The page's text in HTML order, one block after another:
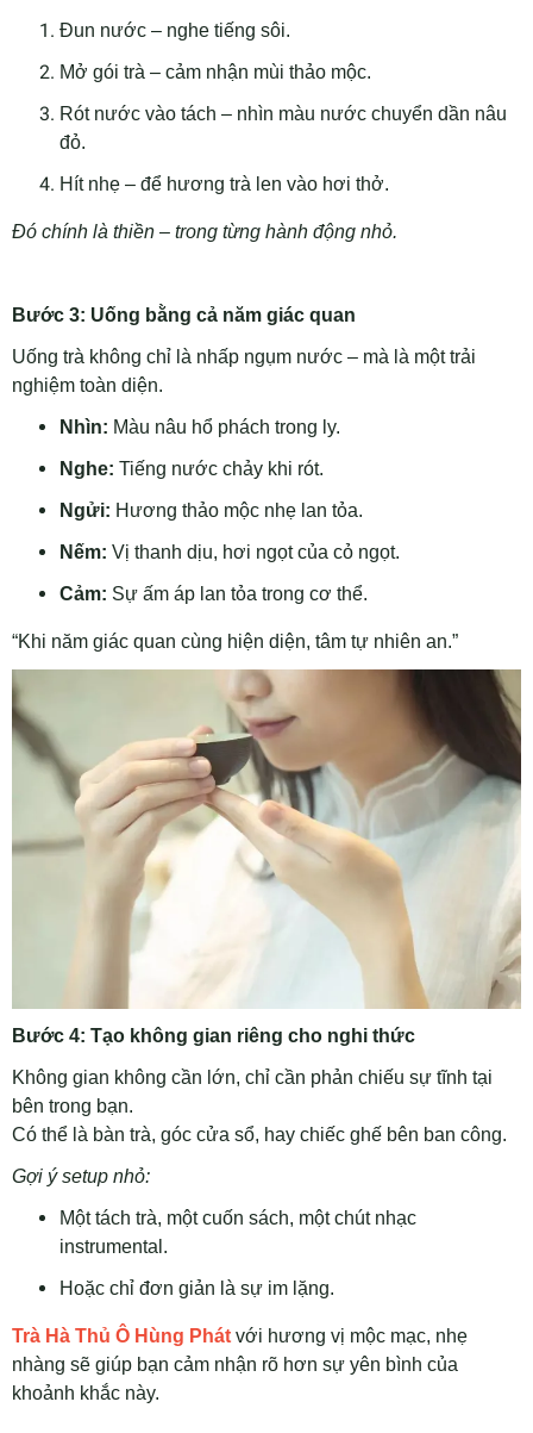
Đun nước – nghe tiếng sôi.
Mở gói trà – cảm nhận mùi thảo mộc.
Rót nước vào tách – nhìn màu nước chuyển dần nâu
đỏ.
Hít nhẹ – để hương trà len vào hơi thở.
Đó chính là thiền – trong từng hành động nhỏ.
Bước 3: Uống bằng cả năm giác quan
Uống trà không chỉ là nhấp ngụm nước – mà là một trải
nghiệm toàn diện.
Nhìn: Màu nâu hổ phách trong ly.
Nghe: Tiếng nước chảy khi rót.
Ngửi: Hương thảo mộc nhẹ lan tỏa.
Nếm: Vị thanh dịu, hơi ngọt của cỏ ngọt.
Cảm: Sự ấm áp lan tỏa trong cơ thể.
“Khi năm giác quan cùng hiện diện, tâm tự nhiên an.”
Bước 4: Tạo không gian riêng cho nghi thức
Không gian không cần lớn, chỉ cần phản chiếu sự tĩnh tại
bên trong bạn.
Có thể là bàn trà, góc cửa sổ, hay chiếc ghế bên ban công.
Gợi ý setup nhỏ:
Một tách trà, một cuốn sách, một chút nhạc
instrumental.
Hoặc chỉ đơn giản là sự im lặng.
Trà Hà Thủ Ô Hùng Phát với hương vị mộc mạc, nhẹ
nhàng sẽ giúp bạn cảm nhận rõ hơn sự yên bình của
khoảnh khắc này.